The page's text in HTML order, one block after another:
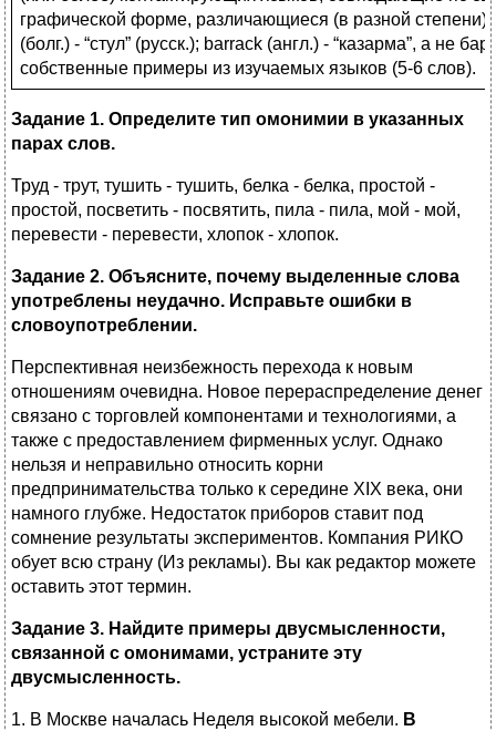
графической форме, различающиеся (в разной степени)
(болг.) - “стул” (русск.); barrack (англ.) - “казарма”, а не
собственные примеры из изучаемых языков (5-6 слов).
Задание 1. Определите тип омонимии в указанных
парах слов.
Труд - трут, тушить - тушить, белка - белка, простой -
простой, посветить - посвятить, пила - пила, мой - мой,
перевести - перевести, хлопок - хлопок.
Задание 2. Объясните, почему выделенные слова
употреблены неудачно. Исправьте ошибки в
словоупотреблении.
Перспективная неизбежность перехода к новым
отношениям очевидна. Новое перераспределение денег
связано с торговлей компонентами и технологиями, а
также с предоставлением фирменных услуг. Однако
нельзя и неправильно относить корни
предпринимательства только к середине XIX века, они
намного глубже. Недостаток приборов ставит под
сомнение результаты экспериментов. Компания РИКО
обует всю страну (Из рекламы). Вы как редактор можете
оставить этот термин.
Задание 3. Найдите примеры двусмысленности,
связанной с омонимами, устраните эту
двусмысленность.
1. В Москве началась Неделя высокой мебели. В